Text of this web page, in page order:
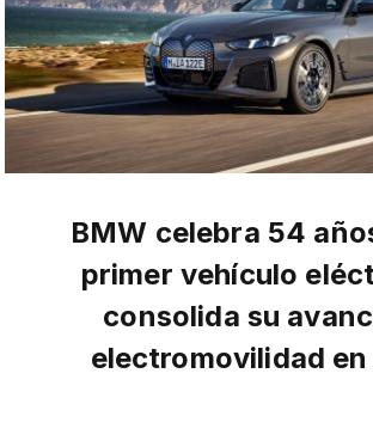
BMW celebra 54
primer vehículo
consolida su
electromovilidad en